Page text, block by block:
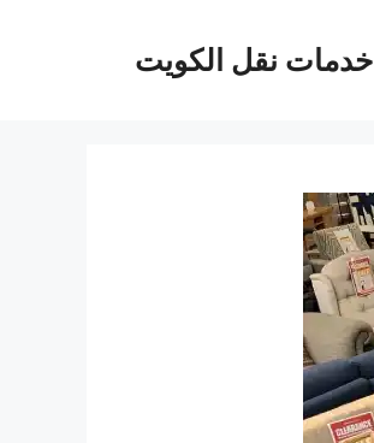
خدمات نقل الكويت